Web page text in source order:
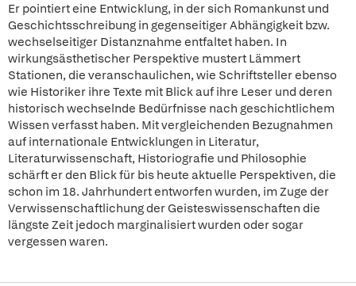
Er pointiert eine Entwicklung, in der sich Romankunst und
Geschichtsschreibung in gegenseitiger Abhängigkeit bzw.
wechselseitiger Distanznahme entfaltet haben. In
wirkungsästhetischer Perspektive mustert Lämmert
Stationen, die veranschaulichen, wie Schriftsteller ebenso
wie Historiker ihre Texte mit Blick auf ihre Leser und deren
historisch wechselnde Bedürfnisse nach geschichtlichem
Wissen verfasst haben. Mit vergleichenden Bezugnahmen
auf internationale Entwicklungen in Literatur,
Literaturwissenschaft, Historiografie und Philosophie
schärft er den Blick für bis heute aktuelle Perspektiven, die
schon im 18. Jahrhundert entworfen wurden, im Zuge der
Verwissenschaftlichung der Geisteswissenschaften die
längste Zeit jedoch marginalisiert wurden oder sogar
vergessen waren.